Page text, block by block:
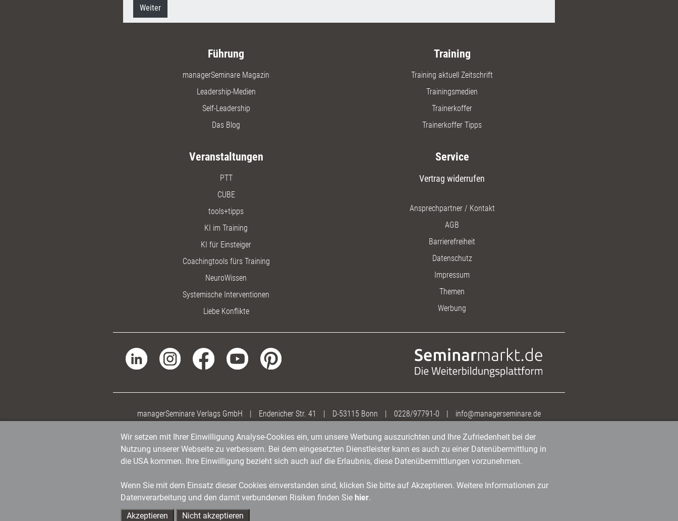
Weiter
Führung
managerSeminare Magazin
Leadership-Medien
Self-Leadership
Das Blog
Training
Training aktuell Zeitschrift
Trainingsmedien
Trainerkoffer
Trainerkoffer Tipps
Veranstaltungen
PTT
CUBE
tools+tipps
KI im Training
KI für Einsteiger
Coachingtools fürs Training
NeuroWissen
Systemische Interventionen
Liebe Konflikte
Service
Vertrag widerrufen
Ansprechpartner / Kontakt
AGB
Barrierefreiheit
Datenschutz
Impressum
Themen
Werbung
managerSeminare Verlags GmbH | Endenicher Str. 41 | D-53115 Bonn | 0228/97791-0 | info@managerseminare.de
Wir setzen mit Ihrer Einwilligung Analyse-Cookies ein, um unsere Werbung auszurichten und Ihre Zufriedenheit bei der
Nutzung unserer Webseite zu verbessern. Bei dem eingesetzten Dienstleister kann es auch zu einer Datenübermittlung in
die USA kommen. Ihre Einwilligung bezieht sich auch auf die Erlaubnis, diese Datenübermittlungen vorzunehmen.
Wenn Sie mit dem Einsatz dieser Cookies einverstanden sind, klicken Sie bitte auf Akzeptieren. Weitere Informationen zur
Datenverarbeitung und den damit verbundenen Risiken finden Sie hier.
Akzeptieren
Nicht akzeptieren